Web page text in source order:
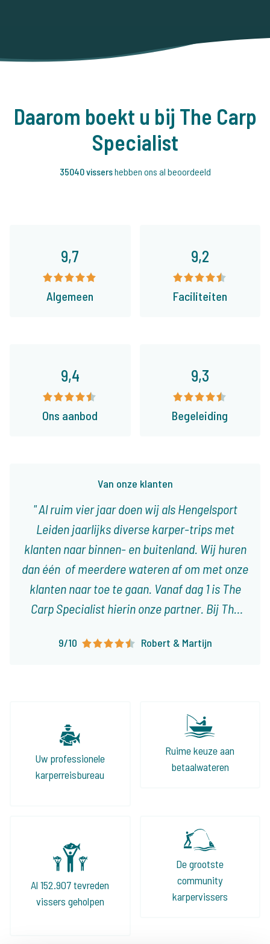
Daarom boekt u bij The Carp
Specialist
35040 vissershebben ons al beoordeeld
9,7
Algemeen
9,2
Faciliteiten
Van onze klanten
Al ruim vier jaar doen wij als Hengelsport
Leiden jaarlijks diverse karper-trips met
klanten naar binnen- en buitenland. Wij huren
dan één of meerdere wateren af om met onze
klanten naar toe te gaan. Vanaf dag 1 is The
Carp Specialist hierin onze partner. Bij The
onaangename verassingen komt te staan en
9/10 Robert & Martijn
9,4
Ons aanbod
9,3
Begeleiding
Uw professionele
karperreisbureau
Ruime keuze aan
betaalwateren
Al 152.907 tevreden
vissers geholpen
De grootste
community
karpervissers